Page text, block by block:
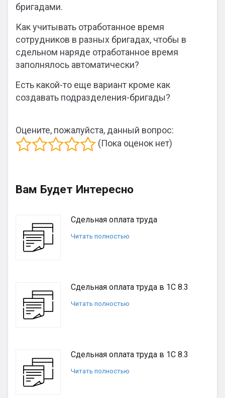
бригадами.
Как учитывать отработанное время
сотрудников в разных бригадах, чтобы в
сдельном наряде отработанное время
заполнялось автоматически?
Есть какой-то еще вариант кроме как
создавать подразделения-бригады?
Оцените, пожалуйста, данный вопрос:
(Пока оценок нет)
Вам Будет Интересно
Сдельная оплата труда
Читать полностью
Сдельная оплата труда в 1С 8.3
Читать полностью
Сдельная оплата труда в 1С 8.3
Читать полностью